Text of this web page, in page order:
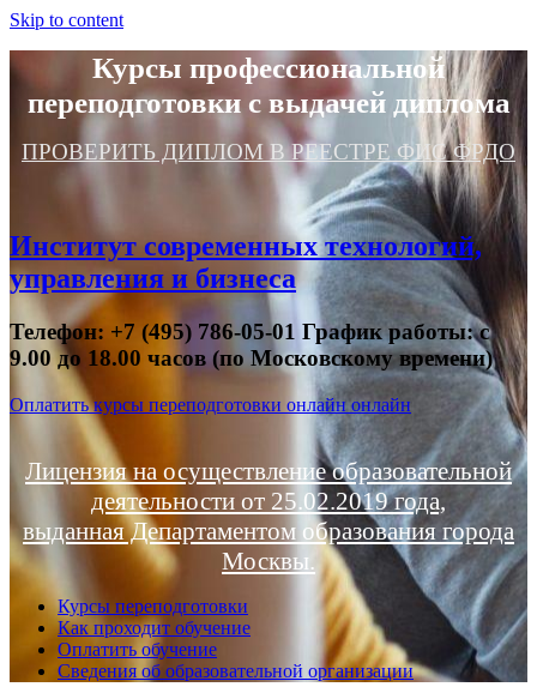
Skip to content
Курсы профессиональной
переподготовки с выдачей диплома
ПРОВЕРИТЬ ДИПЛОМ В РЕЕСТРЕ ФИС ФРДО
Институт современных технологий,
управления и бизнеса
Телефон: +7 (495) 786-05-01 График работы: с
9.00 до 18.00 часов (по Московскому времени)
Оплатить курсы переподготовки онлайн онлайн
Лицензия на осуществление образовательной
деятельности от 25.02.2019 года,
выданная Департаментом образования города
Москвы.
Курсы переподготовки
Как проходит обучение
Оплатить обучение
Сведения об образовательной организации